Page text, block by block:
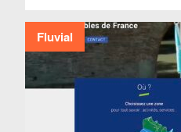
Fluvial